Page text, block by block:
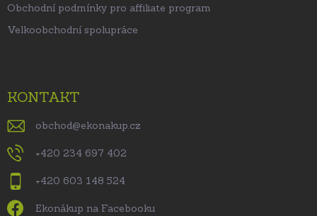
Obchodní podmínky pro affiliate program
Velkoobchodní spolupráce
KONTAKT
obchod@ekonakup.cz
+420 234 697 402
+420 603 148 524
Ekonákup na Facebooku